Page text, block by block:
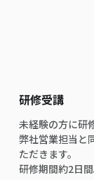
研修受講
未経験の⽅に研
弊社営業担当と
ただきます。
研修期間約2⽇間